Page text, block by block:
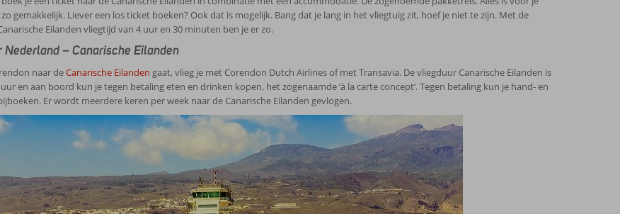
zo gemakkelijk. Liever een los ticket boeken? Ook dat is mogelijk. Bang dat je lang in het vliegtuig zit, hoef je niet te zijn. Met de
Eilanden vliegtijd van 4 uur en 30 minuten ben je er zo.
Nederland – Canarische Eilanden
naar deCanarische Eilanden gaat, vlieg je met Corendon Dutch Airlines of met Transavia. De vliegduur Canarische Eilanden is
en aan boord kun je tegen betaling eten en drinken kopen, het zogenaamde ‘à la carte concept’. Tegen betaling kun je hand- en
Er wordt meerdere keren per week naar de Canarische Eilanden gevlogen.